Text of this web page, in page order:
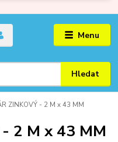
Menu
Hledat
ZINKOVÝ - 2 M x 43 MM
2 M x 43 MM